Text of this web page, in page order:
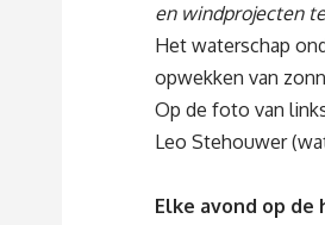
en windprojecten
Het waterschap
opwekken van
Op de foto van
Leo Stehouwer
Elke avond op